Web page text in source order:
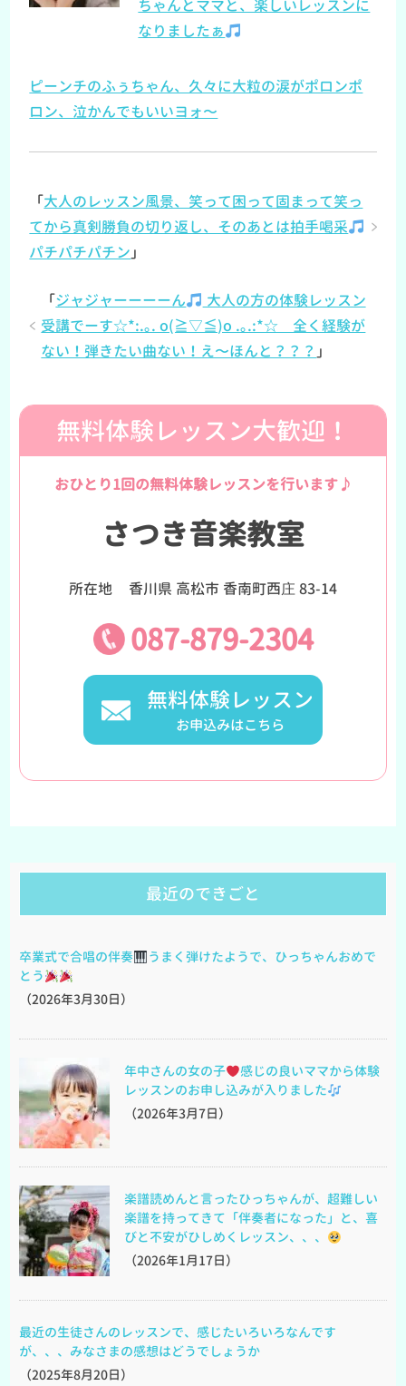
ちゃんとママと、楽しいレッスンに
なりましたぁ
ピーンチのふぅちゃん、久々に大粒の涙がポロンポ
ロン、泣かんでもいいヨォ〜
「大人のレッスン風景、笑って困って固まって笑っ
てから真剣勝負の切り返し、そのあとは拍手喝采
パチパチパチン 」
「ジャジャーーーーん
大人の方の体験レッスン
受講でーす☆*:.｡. o(≧▽≦)o .｡.:*☆ 全く経験が
ない！弾きたい曲ない！え〜ほんと？？？ 」
無料体験レッスン大歓迎！
おひとり1回の無料体験レッスンを行います♪
さつき音楽教室
所在地 香川県 高松市 香南町西庄 83-14
087-879-2304
無料体験レッスン
お申込みはこちら
最近のできごと
卒業式で合唱の伴奏
うまく弾けたようで、ひっちゃんおめで
とう
（2026年3月30日）
年中さんの女の子
感じの良いママから体験
レッスンのお申し込みが入りました
（2026年3月7日）
楽譜読めんと言ったひっちゃんが、超難しい
楽譜を持ってきて「伴奏者になった」と、喜
びと不安がひしめくレッスン、、、
（2026年1月17日）
最近の生徒さんのレッスンで、感じたいろいろなんです
が、、、みなさまの感想はどうでしょうか
（2025年8月20日）